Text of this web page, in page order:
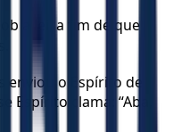
a lei, a fim de que
enviou o Espírito de
Espírito clama: “Aba,